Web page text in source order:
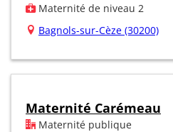
Maternité de niveau 2
Bagnols-sur-Cèze (30200)
Maternité Carémeau
Maternité publique